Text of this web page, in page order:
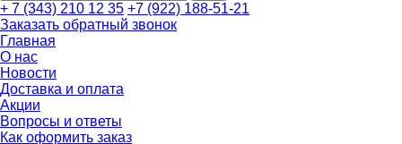
+ 7 (343) 210 12 35 +7 (922) 188-51-21
Заказать обратный звонок
Главная
О нас
Новости
Доставка и оплата
Акции
Вопросы и ответы
Как оформить заказ